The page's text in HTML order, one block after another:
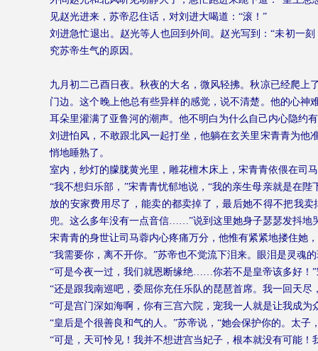
见赵光进来，苏帝忍住话，对刘进大喝道：“滚！”
刘进急忙退出。赵光等人也回到外间。赵光写到：“未初一
究苏帝生气的原因。
九月初二己酉日夜。秋夜的大名，微风轻拂。秋凉已经爬上
门边。这个晚上他总有些异样的感觉，说不清楚。他的心
耳朵里灌满了亚鲁河的潮声。他不明白为什么自己内心隐约
刘进怕风，不敢跟北风一起打坐，他躺在玄关里宋青青为
悄地睡熟了。
室内，纱灯的朦胧黄光里，雕花檀木床上，宋青青依偎在司
“我不想归乐部，”宋青青忧郁地说，“我的亲生母亲就是在
放的安家费用尽了，能卖的都卖掉了，最后她不得不把我
兜。这么多年没有一点音信……”说到这里她身子瑟瑟发抖地
宋青青的身世让司马蓉内心疼痛万分，他惟有紧紧地搂住她
“我需要你，离不开你。”苏帝也不觉流下泪来。眼泪是灵魂
“可是今夜一过，我们就恩断缘绝……你若不是皇帝该多好！
“还是跟我南巡吧，委屈你充任乐队的琵琶首席。我一回天
“可是宫门深如海啊，你有三宫六院，宠我一人就是让我成
“皇后是个很善良和气的人。”苏帝说，“她会保护你的。太
“可是，天可怜见！我并不想进宫当妃子，根本就没有可能！